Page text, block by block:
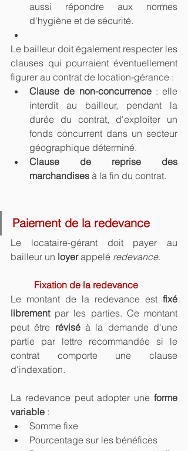
aussi répondre aux normes
d'hygiène et de sécurité.
Le bailleur doit également respecter les
clauses qui pourraient éventuellement
figurer au contrat de location-gérance :
Clause de non-concurrence : elle
interdit au bailleur, pendant la
durée du contrat, d'exploiter un
fonds concurrent dans un secteur
géographique déterminé.
Clause de reprise des
marchandises à la fin du contrat.
Paiement de la redevance
Le locataire-gérant doit payer au
bailleur un loyer appelé redevance.
Fixation de la redevance
Le montant de la redevance est fixé
librement par les parties. Ce montant
peut être révisé à la demande d'une
partie par lettre recommandée si le
contrat comporte une clause
d'indexation.
La redevance peut adopter une forme
variable :
Somme fixe
Pourcentage sur les bénéfices